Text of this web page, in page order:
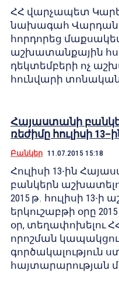
ՀՀ վարչապետ
նախագահ Վարդան
հորդորեց
աշխատանքային
դեկտեմբերի ոչ
հունվարի տոնական
Հայաստանի
ռեժիմը հուլիսի
Բանկեր 11.07.2015 15:18
Հուլիսի 13-ին
բանկերն
2015 թ. հուլիսի 13-
երկուշաբթի օրը
օր, տեղափոխելու
որոշման
գործակալություն
հայտարարության